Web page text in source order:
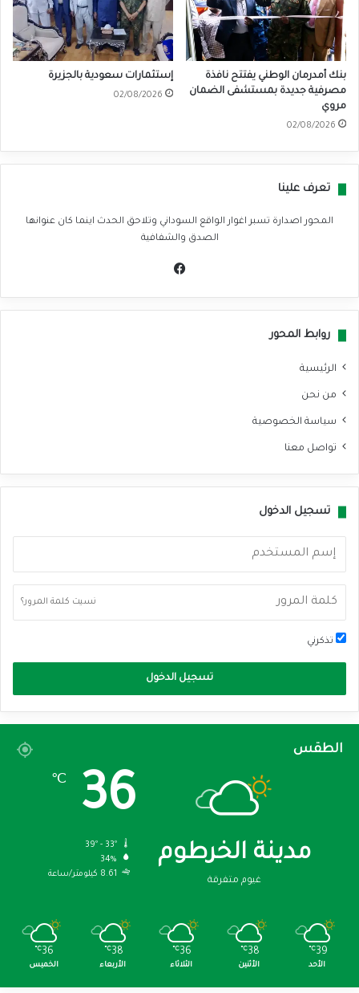
بنك أمدرمان الوطني يفتتح نافذة
مصرفية جديدة بمستشفى الضمان
مروي
02/08/2026
إستثمارات سعودية بالجزيرة
02/08/2026
تعرف علينا
المحور اصدارة تسبر اغوار الواقع السوداني وتلاحق الحدث اينما كان عنوانها
الصدق والشفافية
روابط المحور
الرئيسية
من نحن
سياسة الخصوصية
تواصل معنا
تسجيل الدخول
نسيت كلمة المرور؟
تذكرني
تسجيل الدخول
الطقس
مدينة الخرطوم
غيوم متفرقة
36
℃
34%
8.61 كيلومتر/ساعة
39
℃
الأحد
38
℃
الأثنين
36
℃
الثلاثاء
38
℃
الأربعاء
36
℃
الخميس